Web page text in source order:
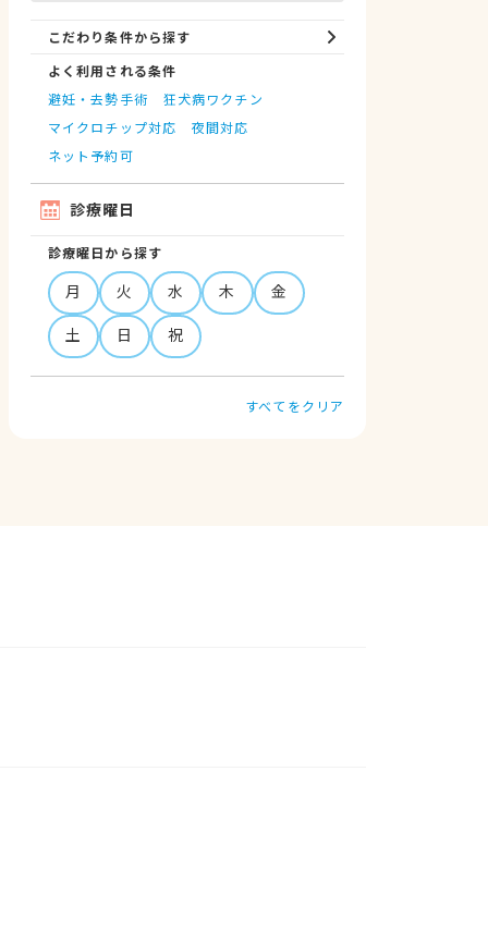
こだわり条件から探す
よく利用される条件
避妊・去勢手術
狂犬病ワクチン
マイクロチップ対応
夜間対応
ネット予約可
診療曜日
診療曜日から探す
月 火 水 木
金
土
日 祝
すべてをクリア